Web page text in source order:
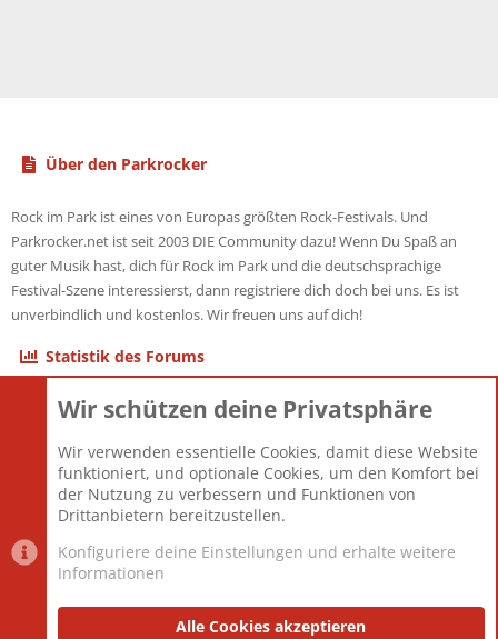
Über den Parkrocker
Rock im Park ist eines von Europas größten Rock-Festivals. Und
Parkrocker.net ist seit 2003 DIE Community dazu! Wenn Du Spaß an
guter Musik hast, dich für Rock im Park und die deutschsprachige
Festival-Szene interessierst, dann registriere dich doch bei uns. Es ist
unverbindlich und kostenlos. Wir freuen uns auf dich!
Statistik des Forums
Themen
Mitglieder
12.426
Neuestes Mitglied
nabulamisika
Datenschutzerklärung Impressum
Wir schützen deine Privatsphäre
Wir verwenden essentielle Cookies, damit diese Website
funktioniert, und optionale Cookies, um den Komfort bei
der Nutzung zu verbessern und Funktionen von
Drittanbietern bereitzustellen.
Konfiguriere deine Einstellungen und erhalte weitere
Informationen
Alle Cookies akzeptieren